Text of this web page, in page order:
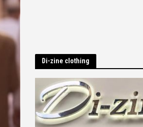
Di-zine clothing